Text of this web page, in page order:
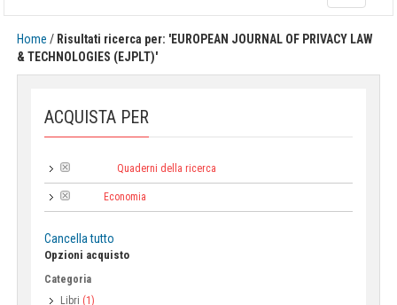
navigation
Home / Risultati ricerca per: 'EUROPEAN JOURNAL OF PRIVACY LAW
& TECHNOLOGIES (EJPLT)'
ACQUISTA PER
Quaderni della ricerca
Economia
Cancella tutto
Opzioni acquisto
Categoria
Libri (1)